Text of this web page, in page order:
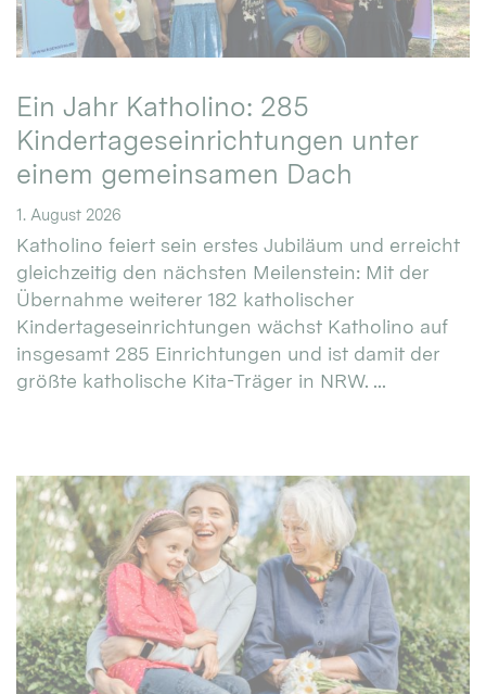
Ein Jahr Katholino: 285
Kindertageseinrichtungen unter
einem gemeinsamen Dach
1. August 2026
Katholino feiert sein erstes Jubiläum und erreicht
gleichzeitig den nächsten Meilenstein: Mit der
Übernahme weiterer 182 katholischer
Kindertageseinrichtungen wächst Katholino auf
insgesamt 285 Einrichtungen und ist damit der
größte katholische Kita-Träger in NRW. ...